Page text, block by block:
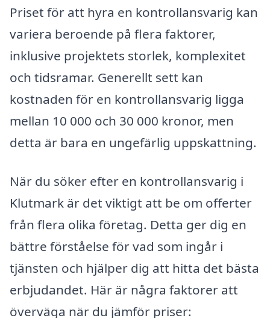
Priset för att hyra en kontrollansvarig kan
variera beroende på flera faktorer,
inklusive projektets storlek, komplexitet
och tidsramar. Generellt sett kan
kostnaden för en kontrollansvarig ligga
mellan 10 000 och 30 000 kronor, men
detta är bara en ungefärlig uppskattning.
När du söker efter en kontrollansvarig i
Klutmark är det viktigt att be om offerter
från flera olika företag. Detta ger dig en
bättre förståelse för vad som ingår i
tjänsten och hjälper dig att hitta det bästa
erbjudandet. Här är några faktorer att
överväga när du jämför priser: